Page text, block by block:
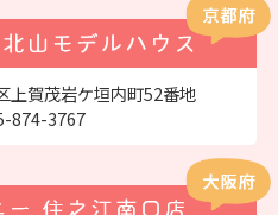
上賀茂岩ケ垣内町52番地
874-3767